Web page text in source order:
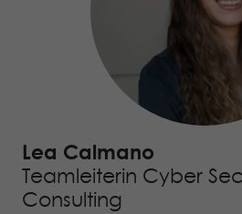
Lea Calmano
Teamleiterin Cyber
Consulting